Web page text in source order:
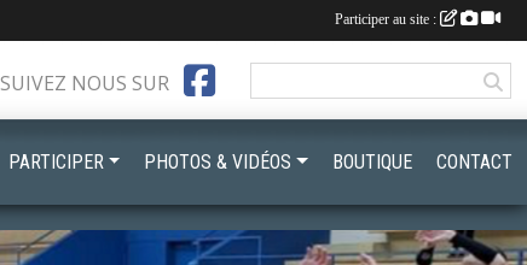
SUIVEZ NOUS SUR
PARTICIPER PHOTOS & VIDÉOS BOUTIQUE CONTACT
Participer au site :